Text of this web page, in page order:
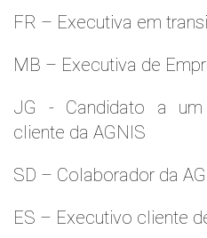
FR – Executiva em
MB – Executiva de
JG - Candidato a
cliente da AGNIS
SD – Colaborador da
ES – Executivo cliente